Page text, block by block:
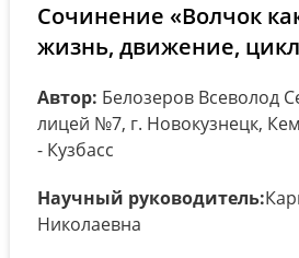
Сочинение «Волчок
жизнь, движение,
Автор: Белозеров Всеволод
лицей №7, г. Новокузнецк,
- Кузбасс
Научный руководитель:
Николаевна